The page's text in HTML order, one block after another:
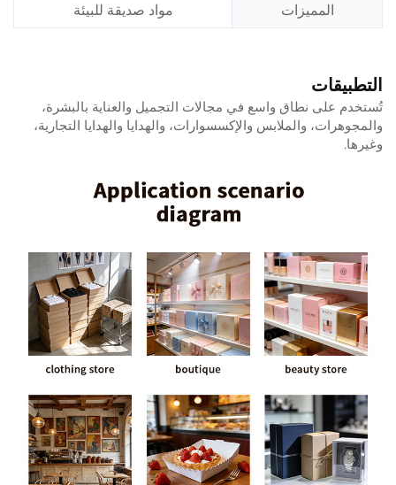
المميزات مواد صديقة للبيئة
التطبيقات
تُستخدم على نطاق واسع في مجالات التجميل والعناية بالبشرة،
والمجوهرات، والملابس والإكسسوارات، والهدايا والهدايا التجارية،
وغيرها.